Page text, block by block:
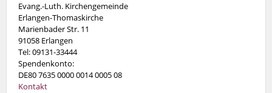
Evang.-Luth. Kirchengemeinde
Erlangen-Thomaskirche
Marienbader Str. 11
91058 Erlangen
Tel: 09131-33444
Spendenkonto:
DE80 7635 0000 0014 0005 08
Kontakt